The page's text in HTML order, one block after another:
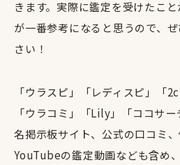
きます。実際に鑑定を受けたこ
が一番参考になると思うので、
さい！
「ウラスピ」「レディスピ」「
「ウラコミ」「Lily」「ココサ
名掲示板サイト、公式の口コミ、
YouTubeの鑑定動画なども含め